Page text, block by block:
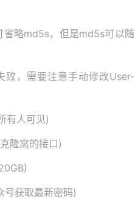
省略md5s，但是md5s可以随
，需要注意手动修改User-
有人可见)
隆窝的接口)
获取最新密码)